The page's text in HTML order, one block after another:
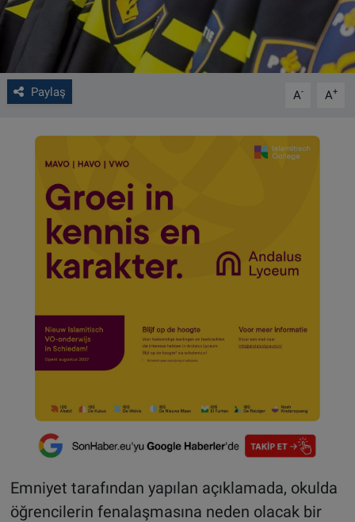
Paylaş A- A+
Emniyet tarafından yapılan açıklamada, okulda
öğrencilerin fenalaşmasına neden olacak bir
ALGEMENE VOORWAARDEN
CONTACT
Çerez Politikası